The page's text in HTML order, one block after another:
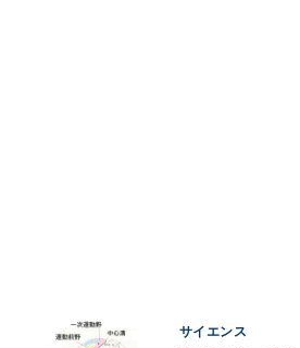
サイエンス